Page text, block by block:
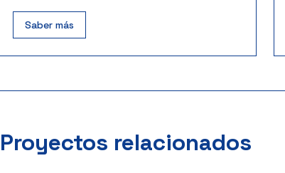
Saber más
Proyectos relacionados